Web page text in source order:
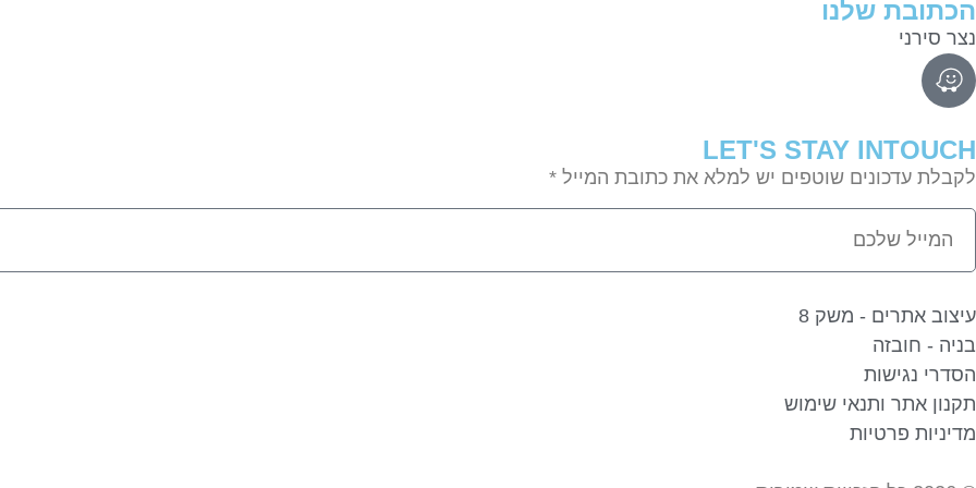
הכתובת שלנו
נצר סירני
LET'S STAY INTOUCH
לקבלת עדכונים שוטפים יש למלא את כתובת המייל *
עיצוב אתרים - משק 8
בניה - חובזה
הסדרי נגישות
תקנון אתר ותנאי שימוש
מדיניות פרטיות